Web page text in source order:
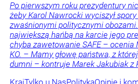
Po pierwszym roku prezydentury
żeby Karol Nawrocki wyciszył
zwaśnionymi politycznymi
największą hańbą na karcie jego
chyba zawetowanie SAFE – ocenia
KO. – Mamy głowę państwa, z
dumni – kontruje Marek Jakubiak z